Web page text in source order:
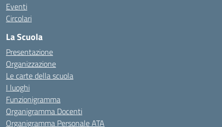
Eventi
Circolari
La Scuola
Presentazione
Organizzazione
Le carte della scuola
I luoghi
Funzionigramma
Organigramma Docenti
Organigramma Personale ATA